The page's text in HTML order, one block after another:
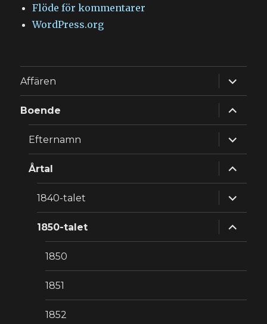
Flöde för kommentarer
WordPress.org
Affären
Boende
Efternamn
Årtal
1840-talet
1850-talet
1850
1851
1852